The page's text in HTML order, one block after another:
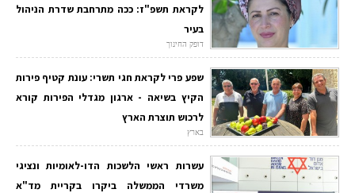
לקראת תשפ"ז: ככה מתרחבת שדרת הניהול
בעיר
דופק החינוך
שפע פרי לקראת חגי תשרי: עונת קטיף פירות
הקיץ בשיאה - ארגון מגדלי הפירות קורא
לרכוש תוצרת הארץ
בארץ
עשרות ראשי הלשכות הדו-לאומיות ונציגי
משרדי הממשלה ביקרו בקריית מד"א